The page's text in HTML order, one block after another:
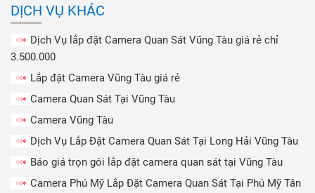
DỊCH VỤ KHÁC
Dịch Vụ lắp đặt Camera Quan Sát Vũng Tàu giá rẻ chỉ
3.500.000
Lắp đặt Camera Vũng Tàu giá rẻ
Camera Quan Sát Tại Vũng Tàu
Camera Vũng Tàu
Dịch Vụ Lắp Đặt Camera Quan Sát Tại Long Hải Vũng Tàu
Báo giá trọn gói lắp đặt camera quan sát tại Vũng Tàu
Camera Phú Mỹ Lắp Đặt Camera Quan Sát Tại Phú Mỹ Tân